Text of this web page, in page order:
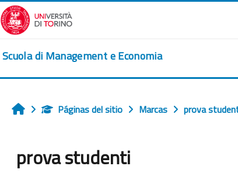
Salta al contenido principal
Scuola di Management e Economia
InicioPáginas del sitio Marcas prova
prova studenti